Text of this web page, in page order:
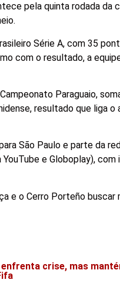
pela quinta rodada da
Série A, com 35
com o resultado, a
Paraguaio,
resultado que liga
São Paulo e parte da
e Globoplay),
e o Cerro Porteño buscar
crise, mas